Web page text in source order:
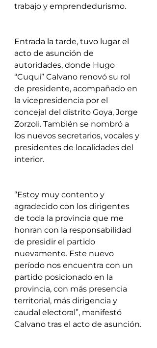
trabajo y emprendedurismo.
Entrada la tarde, tuvo lugar el
acto de asunción de
autoridades, donde Hugo
“Cuqui” Calvano renovó su rol
de presidente, acompañado en
la vicepresidencia por el
concejal del distrito Goya, Jorge
Zorzoli. También se nombró a
los nuevos secretarios, vocales y
presidentes de localidades del
interior.
“Estoy muy contento y
agradecido con los dirigentes
de toda la provincia que me
honran con la responsabilidad
de presidir el partido
nuevamente. Este nuevo
período nos encuentra con un
partido posicionado en la
provincia, con más presencia
territorial, más dirigencia y
caudal electoral”, manifestó
Calvano tras el acto de asunción.